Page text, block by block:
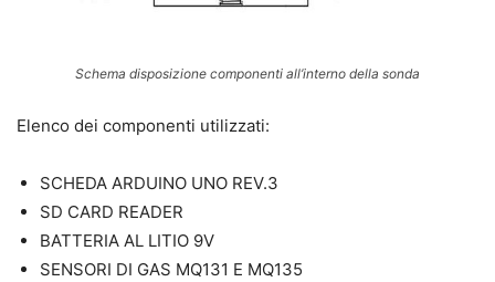
Schema disposizione componenti all’interno della sonda
Elenco dei componenti utilizzati:
SCHEDA ARDUINO UNO REV.3
SD CARD READER
BATTERIA AL LITIO 9V
SENSORI DI GAS MQ131 E MQ135